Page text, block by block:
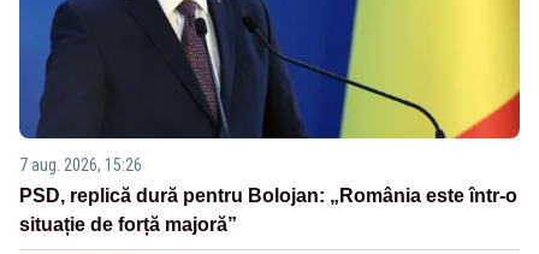
7 aug. 2026, 15:26
PSD, replică dură pentru Bolojan: „România este într-o
situație de forță majoră”